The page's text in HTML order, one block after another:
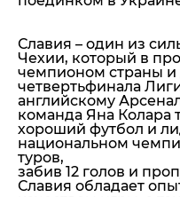
Славия – один из
Чехии, который в
чемпионом страны
четвертьфинала
английскому
команда Яна Колара
хороший футбол и
национальном
туров,
забив 12 голов и
Славия обладает